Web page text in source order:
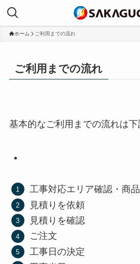
ホーム ご利用までの流れ
ご利用までの流れ
基本的なご利用までの流れは下
工事対応エリア確認・商
見積りを依頼
見積りを確認
ご注文
工事日の決定